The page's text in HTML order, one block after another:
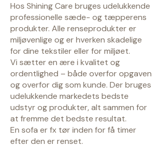
Hos Shining Care bruges udelukkende
professionelle sæde- og tæpperens
produkter. Alle renseprodukter er
miljøvenlige og er hverken skadelige
for dine tekstiler eller for miljøet.
Vi sætter en ære i kvalitet og
ordentlighed – både overfor opgaven
og overfor dig som kunde. Der bruges
udelukkende markedets bedste
udstyr og produkter, alt sammen for
at fremme det bedste resultat.
En sofa er fx tør inden for få timer
efter den er renset.